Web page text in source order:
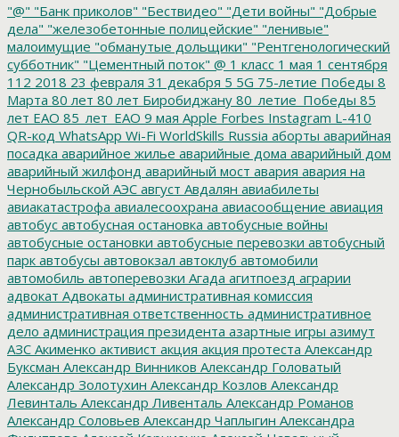
"@" "Банк приколов" "Бествидео" "Дети войны" "Добрые
дела" "железобетонные полицейские" "ленивые"
малоимущие "обманутые дольщики" "Рентгенологический
субботник" "Цементный поток" @ 1 класс 1 мая 1 сентября
112 2018 23 февраля 31 декабря 5 5G 75-летие Победы 8
Марта 80 лет 80 лет Биробиджану 80_летие_Победы 85
лет ЕАО 85_лет_ЕАО 9 мая Apple Forbes Instagram L-410
QR-код WhatsApp Wi-Fi WorldSkills Russia аборты аварийная
посадка аварийное жилье аварийные дома аварийный дом
аварийный жилфонд аварийный мост авария авария на
Чернобыльской АЭС август Авдалян авиабилеты
авиакатастрофа авиалесоохрана авиасообщение авиация
автобус автобусная остановка автобусные войны
автобусные остановки автобусные перевозки автобусный
парк автобусы автовокзал автоклуб автомобили
автомобиль автоперевозки Агада агитпоезд аграрии
адвокат Адвокаты административная комиссия
административная ответственность административное
дело администрация президента азартные игры азимут
АЗС Акименко активист акция акция протеста Александр
Буксман Александр Винников Александр Головатый
Александр Золотухин Александр Козлов Александр
Левинталь Александр Ливенталь Александр Романов
Александр Соловьев Александр Чаплыгин Александра